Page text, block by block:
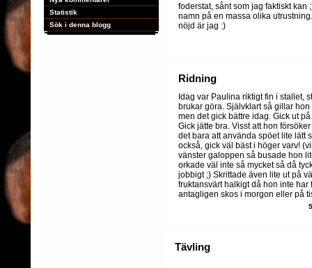
Statistik
Sök i denna blogg
foderstat, sånt som jag faktiskt
namn på en massa olika
nöjd är jag :)
Ridning
Idag var Paulina riktigt fin i stallet,
brukar göra. Självklart så gillar
men det gick bättre idag. Gick ut
Gick jätte bra. Visst att hon
det bara att använda spöet lite lätt
också, gick väl bäst i höger varv!
vänster galoppen så busade hon
orkade väl inte så mycket så då
jobbigt ;) Skrittade även lite ut på
fruktansvärt halkigt då hon inte har
antagligen skos i morgon eller på
Tävling